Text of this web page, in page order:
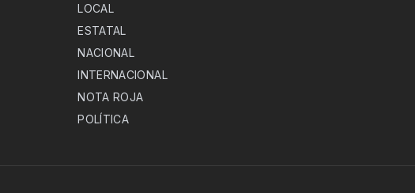
LOCAL
ESTATAL
NACIONAL
INTERNACIONAL
NOTA ROJA
POLÍTICA